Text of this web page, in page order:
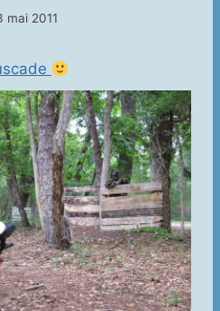
mai 2011